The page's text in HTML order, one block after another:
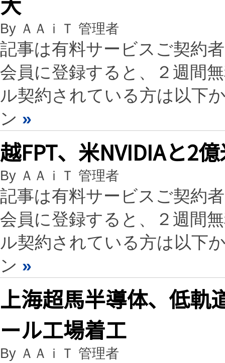
By ＡＡｉＴ 管理者
記事は有料サービスご契約
会員に登録すると、２週間
ル契約されている方は以下
ン »
越FPT、米NVIDIAと2
By ＡＡｉＴ 管理者
記事は有料サービスご契約
会員に登録すると、２週間
ル契約されている方は以下
ン »
上海超馬半導体、低軌
ール工場着工
By ＡＡｉＴ 管理者